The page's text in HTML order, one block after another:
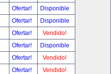
Ofertar!
Disponible
Ofertar!
Disponible
Ofertar!
Vendido!
Ofertar!
Disponible
Ofertar!
Vendido!
Ofertar!
Vendido!